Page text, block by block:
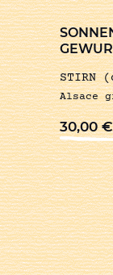
STIRN
Alsace
30,00€